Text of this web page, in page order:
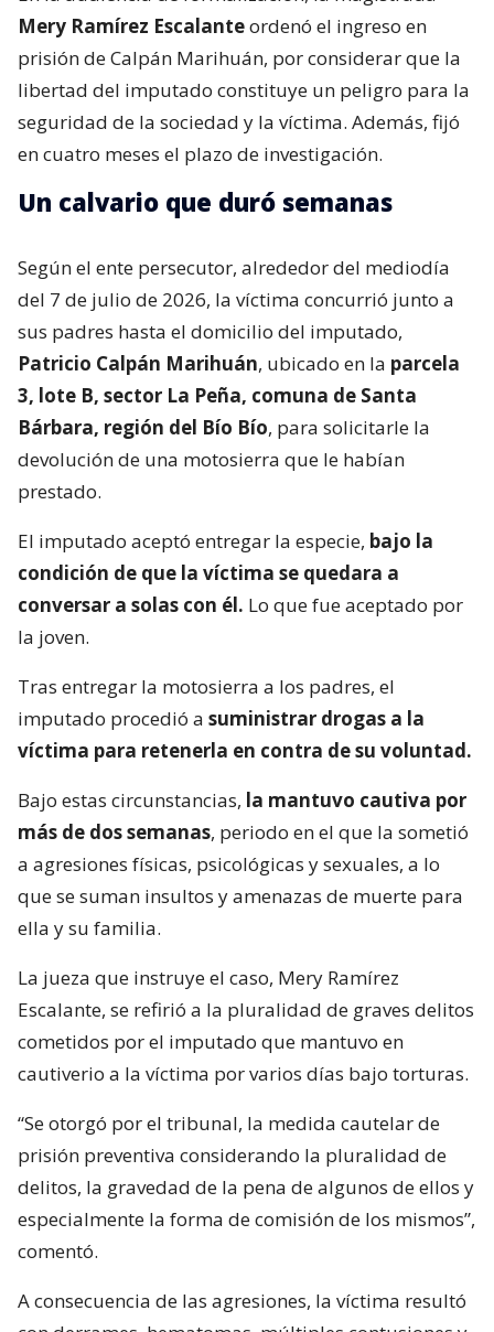
Mery Ramírez Escalanteordenó el ingreso en
prisión de Calpán Marihuán, por considerar que la
libertad del imputado constituye un peligro para la
seguridad de la sociedad y la víctima. Además, fijó
en cuatro meses el plazo de investigación.
Un calvario que duró semanas
Según el ente persecutor, alrededor del mediodía
del 7 de julio de 2026, la víctima concurrió junto a
sus padres hasta el domicilio del imputado,
Patricio Calpán Marihuán, ubicado en la parcela
3, lote B, sector La Peña, comuna de Santa
Bárbara, región del Bío Bío, para solicitarle la
devolución de una motosierra que le habían
prestado.
El imputado aceptó entregar la especie, bajo la
condición de que la víctima se quedara a
conversar a solas con él. Lo que fue aceptado por
la joven.
Tras entregar la motosierra a los padres, el
imputado procedió a suministrar drogas a la
víctima para retenerla en contra de su voluntad.
Bajo estas circunstancias, la mantuvo cautiva por
más de dos semanas, periodo en el que la sometió
a agresiones físicas, psicológicas y sexuales, a lo
que se suman insultos y amenazas de muerte para
ella y su familia.
La jueza que instruye el caso, Mery Ramírez
Escalante, se refirió a la pluralidad de graves delitos
cometidos por el imputado que mantuvo en
cautiverio a la víctima por varios días bajo torturas.
“Se otorgó por el tribunal, la medida cautelar de
prisión preventiva considerando la pluralidad de
delitos, la gravedad de la pena de algunos de ellos y
especialmente la forma de comisión de los mismos”,
comentó.
A consecuencia de las agresiones, la víctima resultó